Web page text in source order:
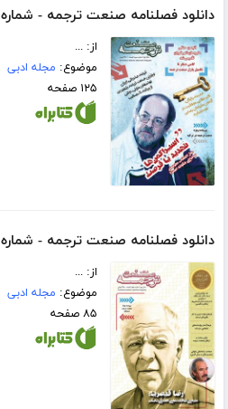
دانلود فصلنامه صنعت ترجمه - شماره 3
از: ...
موضوع: مجله ادبی
۱۲۵ صفحه
دانلود فصلنامه صنعت ترجمه - شماره 5
از: ...
موضوع: مجله ادبی
۸۵ صفحه